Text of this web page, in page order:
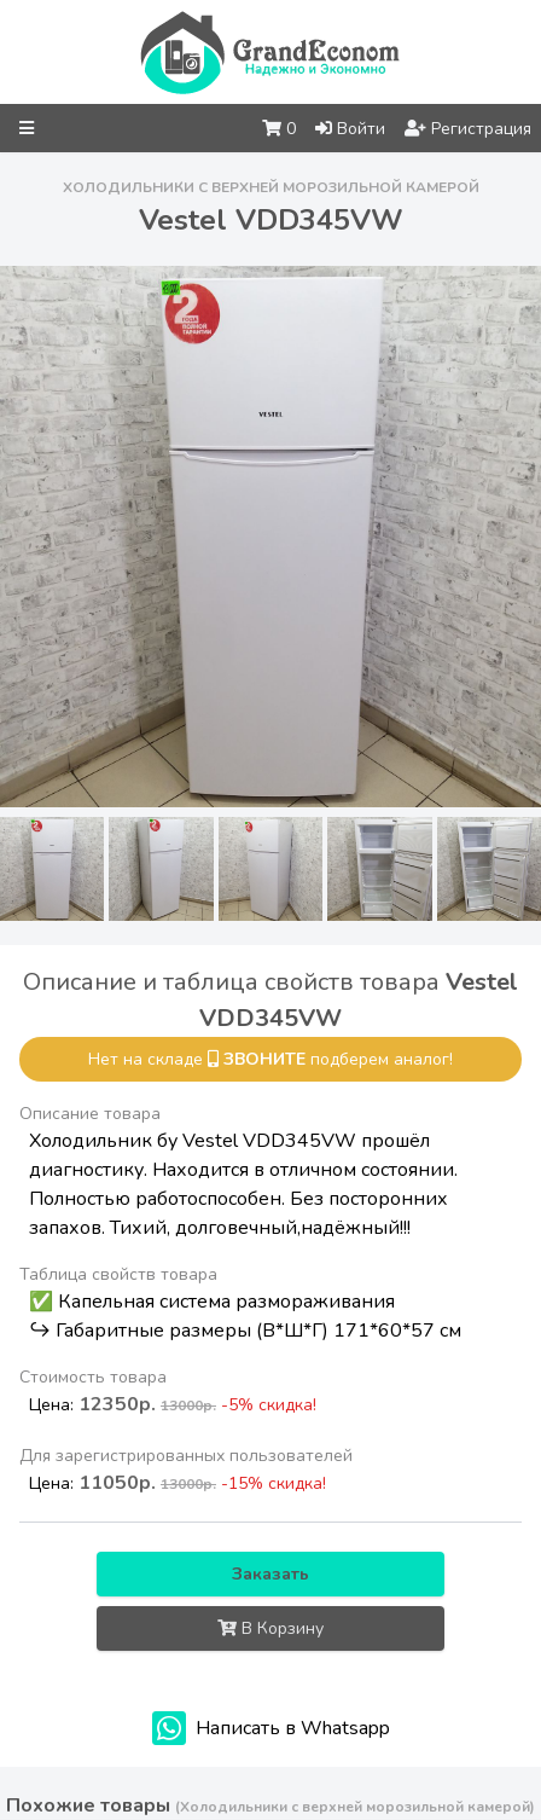
0 Войти Регистрация
ХОЛОДИЛЬНИКИ С ВЕРХНЕЙ МОРОЗИЛЬНОЙ КАМЕРОЙ
Vestel VDD345VW
Описание и таблица свойств товара Vestel
VDD345VW
Нет на складе ЗВОНИТЕ подберем аналог!
Описание товара
Холодильник бу Vestel VDD345VW прошёл
диагностику. Находится в отличном состоянии.
Полностью работоспособен. Без посторонних
запахов. Тихий, долговечный,надёжный!!!
Таблица свойств товара
✅ Капельная система размораживания
↪️ Габаритные размеры (В*Ш*Г) 171*60*57 см
Стоимость товара
Цена: 12350р. 13000р. -5% скидка!
Для зарегистрированных пользователей
Цена: 11050р. 13000р. -15% скидка!
Заказать
В Корзину
Написать в Whatsapp
Похожие товары (Холодильники с верхней морозильной камерой)